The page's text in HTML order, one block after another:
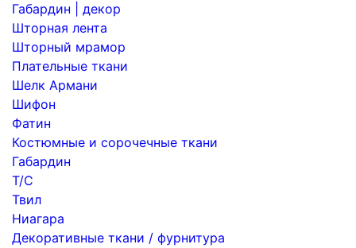
Габардин | декор
Шторная лента
Шторный мрамор
Плательные ткани
Шелк Армани
Шифон
Фатин
Костюмные и сорочечные ткани
Габардин
Т/С
Твил
Ниагара
Декоративные ткани / фурнитура